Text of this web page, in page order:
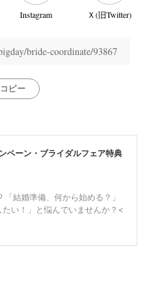
Instagram Ｘ(旧Twitter)
bride-coordinate/93867
ピー